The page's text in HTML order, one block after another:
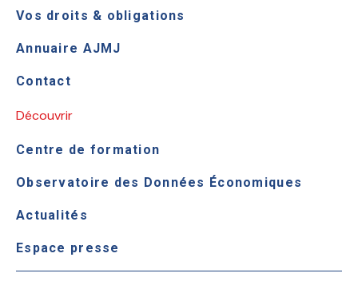
Vos droits & obligations
Annuaire AJMJ
Contact
Découvrir
Centre de formation
Observatoire des Données Économiques
Actualités
Espace presse